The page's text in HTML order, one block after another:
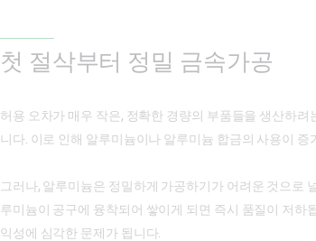
첫 절삭부터 정밀 금속가공
허용 오차가 매우 작은, 정확한 경량의 부품들을 생산하려
니다. 이로 인해 알루미늄이나 알루미늄 합금의 사용이 증
그러나, 알루미늄은 정밀하게 가공하기가 어려운 것으로
루미늄이 공구에 융착되어 쌓이게 되면 즉시 품질이 저하
익성에 심각한 문제가 됩니다.